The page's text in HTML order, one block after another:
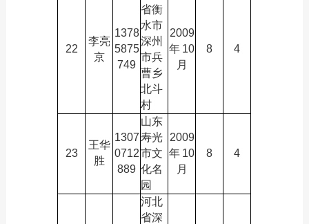
22
李亮
京
1378
5875
749
省衡
水市
深州
市兵
曹乡
北斗
村
2009
年 10
月
8 4
23
王华
胜
1307
0712
889
山东
寿光
市文
化名
园
2009
年 10
月
8 4
河北
省深